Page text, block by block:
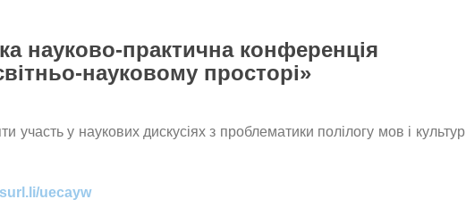
науково-практична конференція
науковому просторі»
участь у наукових дискусіях з проблематики полілогу мов і культур
uecayw